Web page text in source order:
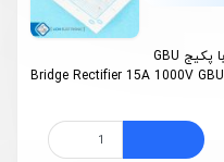
Bridge Rectifier 15A 1000V GBU